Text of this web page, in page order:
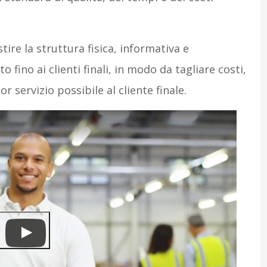
la struttura fisica, informativa e
fino ai clienti finali, in modo da tagliare costi,
servizio possibile al cliente finale.